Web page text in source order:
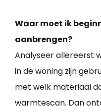
Waar moet ik
aanbrengen?
Analyseer allereerst
in de woning zijn
met welk materiaal
warmtescan. Dan